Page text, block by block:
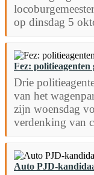
op dinsdag 5
Fez: politieagenten
Drie
van het
zijn woensdag
verdenking van
Auto PJD-